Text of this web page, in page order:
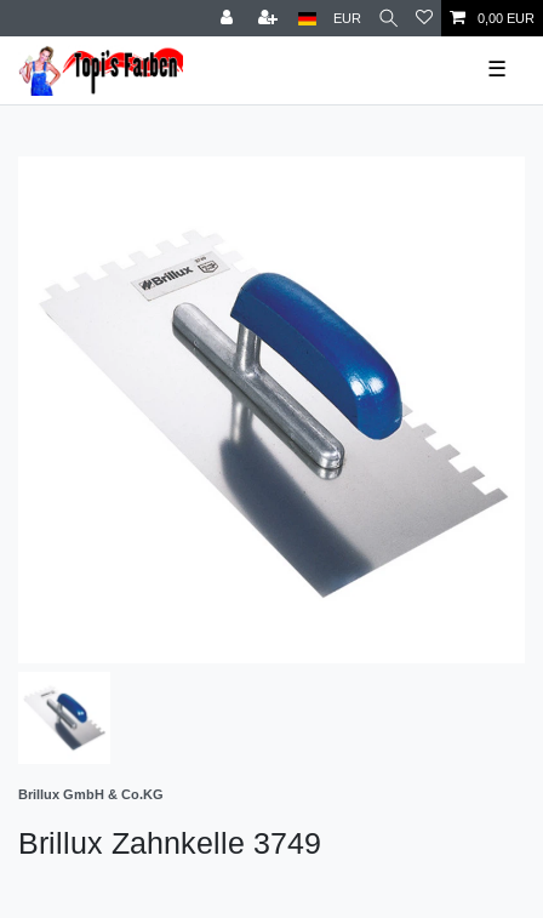
EUR 0,00 EUR
☰
Brillux GmbH & Co.KG
Brillux Zahnkelle 3749